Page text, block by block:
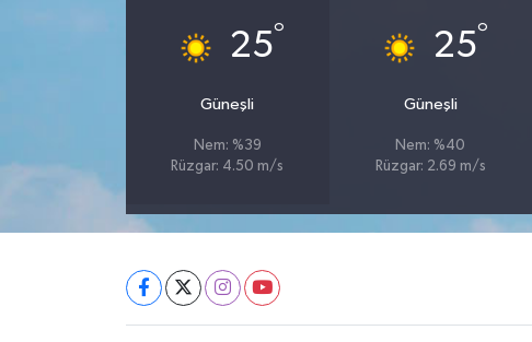
25°
Güneşli
Nem: %39
Rüzgar: 4.50 m/s
25°
Güneşli
Nem: %40
Rüzgar: 2.69 m/s